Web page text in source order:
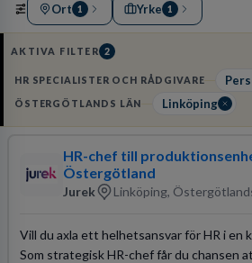
Ort 1 Yrke 1
AKTIVA FILTER 2
HR SPECIALISTER OCH RÅDGIVARE
ÖSTERGÖTLANDS LÄN Linköping
HR-chef till
Östergötland
Jurek Linköping,
Vill du axla ett helhetsansvar för HR i en
Som strategisk HR-chef får du chansen